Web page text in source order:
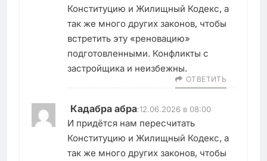
Конституцию и Жилищный Кодекс, а
так же много других законов, чтобы
встретить эту «реновацию»
подготовленными. Конфликты с
застройщика и неизбежны.
ОТВЕТИТЬ
Кадабра абра:12.06.2026 в 08:00
И придётся нам пересчитать
Конституцию и Жилищный Кодекс, а
так же много других законов, чтобы